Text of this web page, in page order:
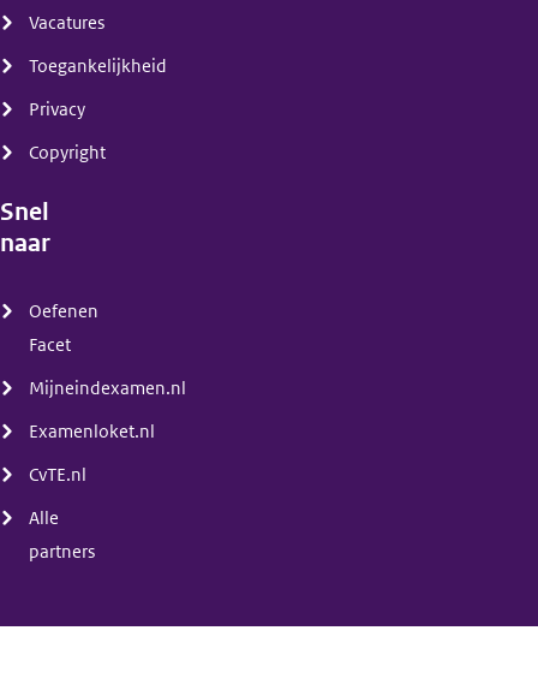
Vacatures
Toegankelijkheid
Privacy
Copyright
Snel
naar
Oefenen
Facet
Mijneindexamen.nl
Examenloket.nl
CvTE.nl
Alle
partners